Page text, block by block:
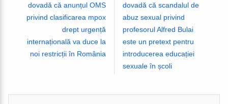
dovadă că anunțul OMS
privind clasificarea mpox
drept urgență
internațională va duce la
noi restricții în România
dovadă că scandalul de
abuz sexual privind
profesorul Alfred Bulai
este un pretext pentru
introducerea educației
sexuale în școli